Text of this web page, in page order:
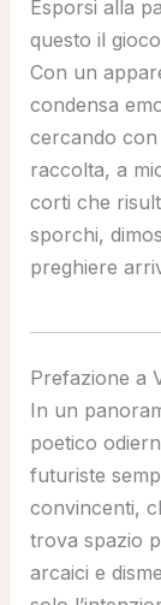
Esporsi alla
questo il
Con un
condensa
cercando
raccolta, a
corti che
sporchi,
preghiere
Prefazione a
In un
poetico
futuriste
convincenti,
trova spazio
arcaici e